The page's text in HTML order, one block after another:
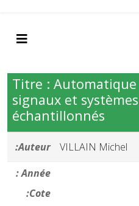
Titre : Automatique
signaux et
échantillonnés
Auteur:
VILLAIN Michel
Année :
Cote: